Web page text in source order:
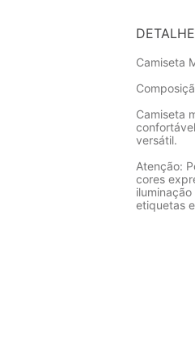
Camiseta
Camiseta
versátil.
Atenção:
cores
etiquetas